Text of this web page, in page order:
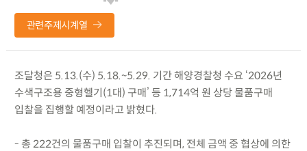
관련주제시계열
조달청은 5.13.(수) 5.18.~5.29. 기간 해양경찰청 수요 ‘2026년
수색구조용 중형헬기(1대) 구매’ 등 1,714억 원 상당 물품구매
입찰을 집행할 예정이라고 밝혔다.
- 총 222건의 물품구매 입찰이 추진되며, 전체 금액 중 협상에 의한